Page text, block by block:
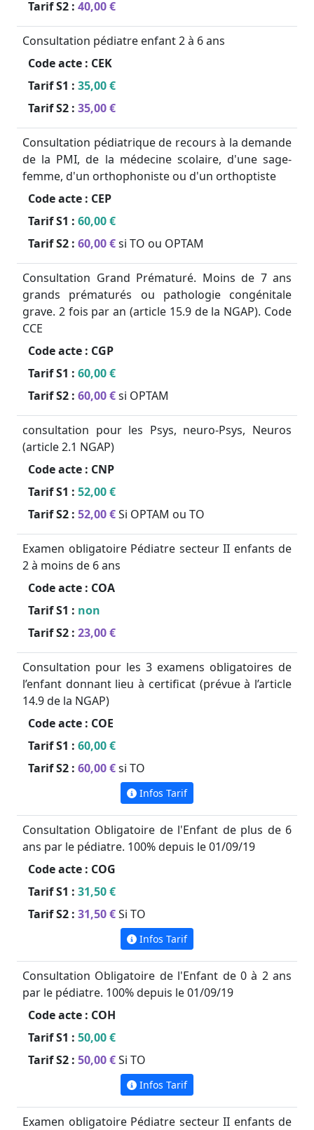
Tarif S2 : 40,00 €
Consultation pédiatre enfant 2 à 6 ans
Code acte : CEK
Tarif S1 : 35,00 €
Tarif S2 : 35,00 €
Consultation pédiatrique de recours à la demande
de la PMI, de la médecine scolaire, d'une sage-
femme, d'un orthophoniste ou d'un orthoptiste
Code acte : CEP
Tarif S1 : 60,00 €
Tarif S2 : 60,00 €si TO ou OPTAM
Consultation Grand Prématuré. Moins de 7 ans
grands prématurés ou pathologie congénitale
grave. 2 fois par an (article 15.9 de la NGAP). Code
CCE
Code acte : CGP
Tarif S1 : 60,00 €
Tarif S2 : 60,00 €si OPTAM
consultation pour les Psys, neuro-Psys, Neuros
(article 2.1 NGAP)
Code acte : CNP
Tarif S1 : 52,00 €
Tarif S2 : 52,00 €Si OPTAM ou TO
Examen obligatoire Pédiatre secteur II enfants de
2 à moins de 6 ans
Code acte : COA
Tarif S1 : non
Tarif S2 : 23,00 €
Consultation pour les 3 examens obligatoires de
l’enfant donnant lieu à certificat (prévue à l’article
14.9 de la NGAP)
Code acte : COE
Tarif S1 : 60,00 €
Tarif S2 : 60,00 €si TO
Infos Tarif
Consultation Obligatoire de l'Enfant de plus de 6
ans par le pédiatre. 100% depuis le 01/09/19
Code acte : COG
Tarif S1 : 31,50 €
Tarif S2 : 31,50 €Si TO
Infos Tarif
Consultation Obligatoire de l'Enfant de 0 à 2 ans
par le pédiatre. 100% depuis le 01/09/19
Code acte : COH
Tarif S1 : 50,00 €
Tarif S2 : 50,00 €Si TO
Infos Tarif
Examen obligatoire Pédiatre secteur II enfants de